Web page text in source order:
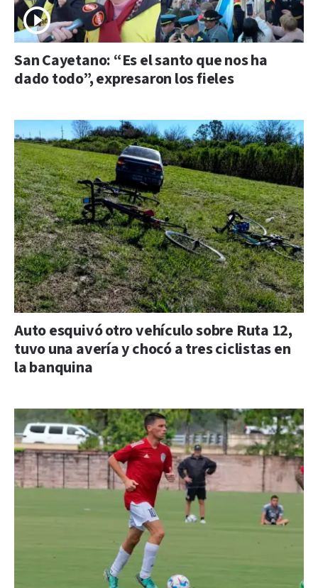
San Cayetano: “Es el santo que nos ha
dado todo”, expresaron los fieles
Auto esquivó otro vehículo sobre Ruta 12,
tuvo una avería y chocó a tres ciclistas en
la banquina